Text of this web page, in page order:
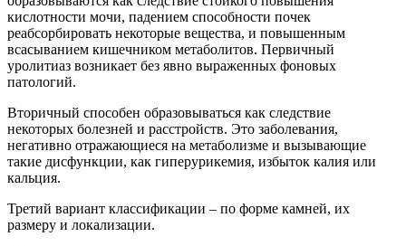
кислотности мочи, падением способности почек
реабсорбировать некоторые вещества, и повышенным
всасыванием кишечником метаболитов. Первичный
уролитиаз возникает без явно выраженных фоновых
патологий.
Вторичный способен образовываться как следствие
некоторых болезней и расстройств. Это заболевания,
негативно отражающиеся на метаболизме и вызывающие
такие дисфункции, как гиперурикемия, избыток калия или
кальция.
Третий вариант классификации – по форме камней, их
размеру и локализации.